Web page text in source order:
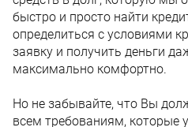
быстро и просто найти
определиться с условиями
заявку и получить деньги
максимально комфортно.
Но не забывайте, что Вы
всем требованиям, которые